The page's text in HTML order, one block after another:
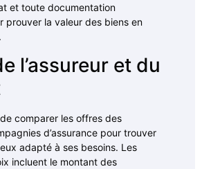
et toute documentation
prouver la valeur des biens en
l’assureur et du
comparer les offres des
d’assurance pour trouver
adapté à ses besoins. Les
incluent le montant des